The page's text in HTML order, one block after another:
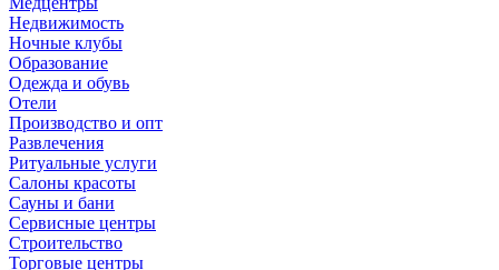
Недвижимость
Ночные клубы
Образование
Одежда и обувь
Отели
Производство и опт
Развлечения
Ритуальные услуги
Салоны красоты
Сауны и бани
Сервисные центры
Строительство
Торговые центры